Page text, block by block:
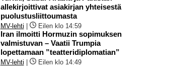
allekirjoittivat asiakirjan yhteisestä
puolustusliittoumasta
MV-lehti Eilen klo 14:59
Iran ilmoitti Hormuzin sopimuksen
valmistuvan – Vaatii Trumpia
lopettamaan ”teatteridiplomatian”
MV-lehti Eilen klo 14:49